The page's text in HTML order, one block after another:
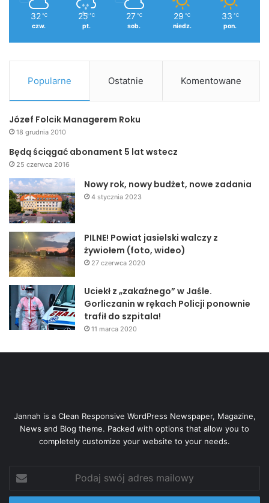
32 ℃
czw.
25 ℃
pt.
27 ℃
sob.
29 ℃
niedz.
33 ℃
pon.
Popularne Ostatnie Komentowane
Józef Folcik Managerem Roku
18 grudnia 2010
Będą ściągać abonament 5 lat wstecz
25 czerwca 2016
Nowy rok, nowy budżet, nowe zadania
4 stycznia 2023
PILNE! Powiat jasielski walczy z
żywiołem (foto, wideo)
27 czerwca 2020
Uciekł z „zakaźnego” w Jaśle.
Gorliczanin w rękach Policji ponownie
trafił do szpitala!
11 marca 2020
Jannah is a Clean Responsive WordPress Newspaper, Magazine,
News and Blog theme. Packed with options that allow you to
completely customize your website to your needs.
swój
adres